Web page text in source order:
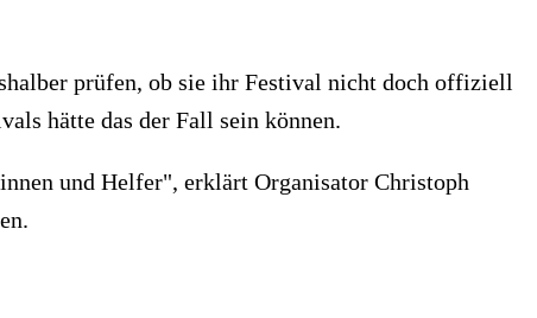
prüfen, ob sie ihr Festival nicht doch offiziell
hätte das der Fall sein können.
und Helfer", erklärt Organisator Christoph